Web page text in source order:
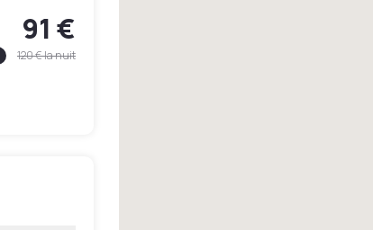
91 €
120 €la nuit